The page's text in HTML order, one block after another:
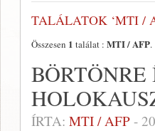
TALÁLATOK ‘MTI /
Összesen 1 találat : MTI / AFP.
ÍRTA: MTI / AFP -